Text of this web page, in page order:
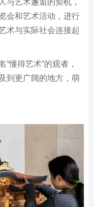
与观者相遇后，才能
与艺术邂逅的契机，
会和艺术活动，进行
懂得艺术”的观者，